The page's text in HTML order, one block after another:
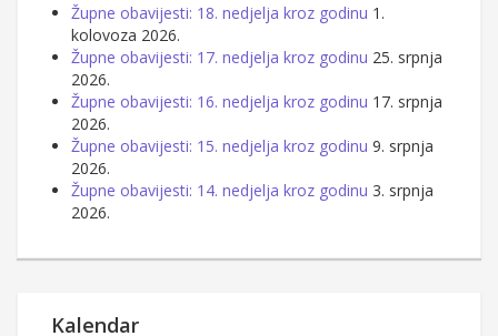
Župne obavijesti: 18. nedjelja kroz godinu 1.
kolovoza 2026.
Župne obavijesti: 17. nedjelja kroz godinu 25. srpnja
2026.
Župne obavijesti: 16. nedjelja kroz godinu 17. srpnja
2026.
Župne obavijesti: 15. nedjelja kroz godinu 9. srpnja
2026.
Župne obavijesti: 14. nedjelja kroz godinu 3. srpnja
2026.
Kalendar